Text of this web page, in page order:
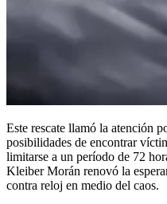
Este rescate llamó la atención
posibilidades de encontrar
limitarse a un período de 72
Kleiber Morán renovó la
contra reloj en medio del caos.